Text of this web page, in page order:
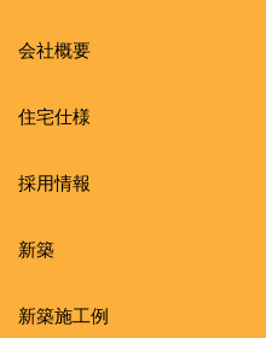
会社概要
住宅仕様
採用情報
新築
新築施工例